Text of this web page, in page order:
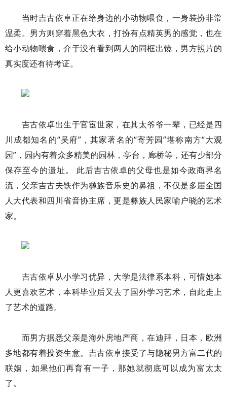
当时吉古依卓正在给身边的小动物喂食，一身装扮非常
温柔。男方则穿着黑色大衣，打扮有点精英男的感觉，也在
给小动物喂食，介于没有看到两人的同框出镜，男方照片的
真实度还有待考证。
吉古依卓出生于官宦世家，在其太爷爷一辈，已经是四
川成都知名的“吴府”，其家著名的“寄芳园”堪称南方“大观
园”，园内有着众多精美的园林，亭台，廊桥等，还有少部分
保存至今的遗址。 此后吉古依卓的父母也是如今政商界名
流，父亲吉古夫铁作为彝族音乐史的鼻祖，不仅是多届全国
人大代表和四川省音协主席，更是彝族人民家喻户晓的艺术
家。
吉古依卓从小学习优异，大学是法律系本科，可惜她本
人更喜欢艺术，本科毕业后又去了国外学习艺术，自此走上
了艺术的道路。
而男方据悉父亲是海外房地产商，在迪拜，日本，欧洲
多地都有着投资生意。吉古依卓接受了与隐秘男方富二代的
联姻，如果他们再育有一子，那她就彻底可以成为富太太
了。